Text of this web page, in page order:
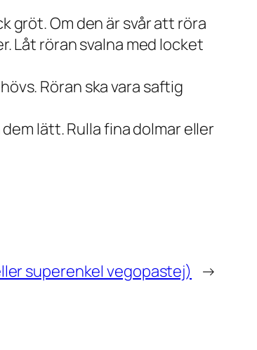
gröt. Om den är svår att röra
Låt röran svalna med locket
Röran ska vara saftig
lätt. Rulla fina dolmar eller
superenkel vegopastej) →